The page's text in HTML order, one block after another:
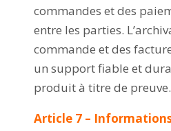
commandes et des
entre les parties.
commande et des
un support fiable et
produit à titre de preuve.
Article 7 –